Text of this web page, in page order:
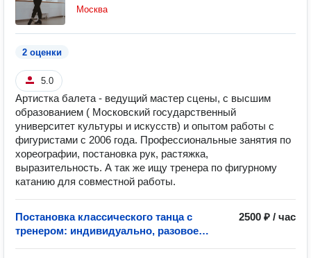
Москва
2 оценки
5.0
Артистка балета - ведущий мастер сцены, с высшим
образованием ( Московский государственный
университет культуры и искусств) и опытом работы с
фигуристами с 2006 года. Профессиональные занятия по
хореографии, постановка рук, растяжка,
выразительность. А так же ищу тренера по фигурному
катанию для совместной работы.
Постановка классического танца с
тренером: индивидуально, разовое
2500 ₽ / час